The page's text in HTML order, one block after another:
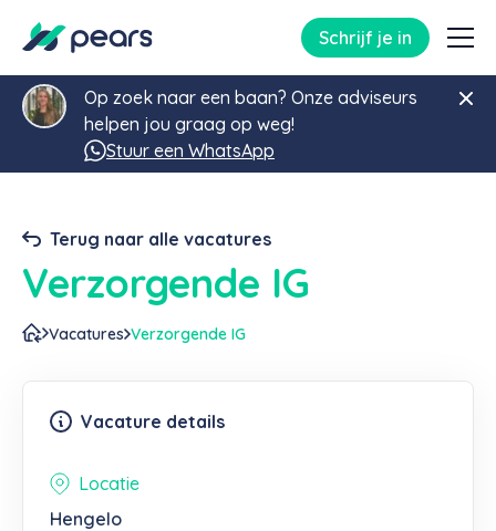
Schrijf je in
Op zoek naar een baan? Onze adviseurs
helpen jou graag op weg!
Stuur een WhatsApp
Terug naar alle vacatures
Verzorgende IG
Vacatures Verzorgende IG
Vacature details
Locatie
Hengelo